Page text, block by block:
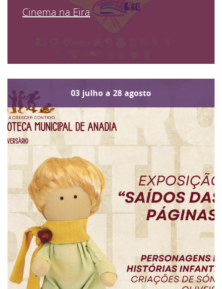
Cinema na Eira
03 julho a 28 agosto